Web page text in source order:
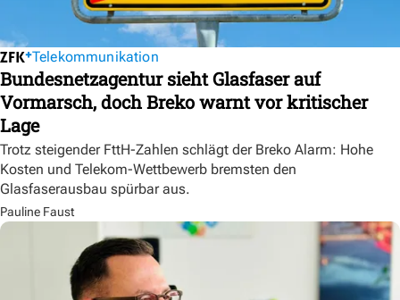
Telekommunikation
Bundesnetzagentur sieht Glasfaser auf
Vormarsch, doch Breko warnt vor kritischer
Lage
Trotz steigender FttH-Zahlen schlägt der Breko Alarm: Hohe
Kosten und Telekom-Wettbewerb bremsten den
Glasfaserausbau spürbar aus.
Pauline Faust